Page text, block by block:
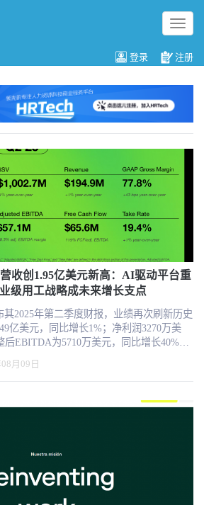
切
换
航
登录 注册
收创1.95亿美元新高：AI驱动平台重
级用工战略成未来增长支点
其2025年第二季度财报，业绩再次刷新历史
亿美元，同比增长1%；净利润3270万美
后EBITDA为5710万美元，同比增长40%，
创下平台运营历史最佳水平。 而在这组亮
不再是传统意义上的“自由职业平台”，而
人机协同工作市场”**的角色，并瞄准了
工市场。 AI赋能：从工具到生产力核心
Brown 在财报中明确指出，平台在本季
务价值”。代表性成果之一是平台自研的
荐到即时面试、任务推荐、视频会议的全
工具 Proposal Writer 使用率也大幅提升，
交项目提案的数量增长了58%。 值得注意
易额（GSV）同比增长30%，其中 Prompt
月09日